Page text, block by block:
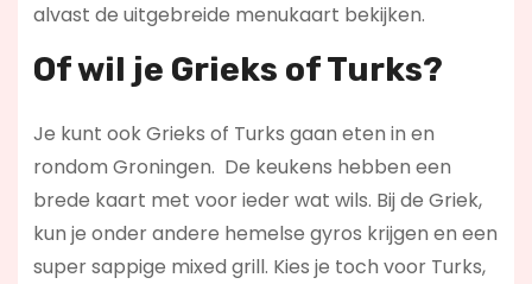
alvast de uitgebreide menukaart bekijken.
Of wil je Grieks of Turks?
Je kunt ook Grieks of Turks gaan eten in en
rondom Groningen. De keukens hebben een
brede kaart met voor ieder wat wils. Bij de Griek,
kun je onder andere hemelse gyros krijgen en een
super sappige mixed grill. Kies je toch voor Turks,